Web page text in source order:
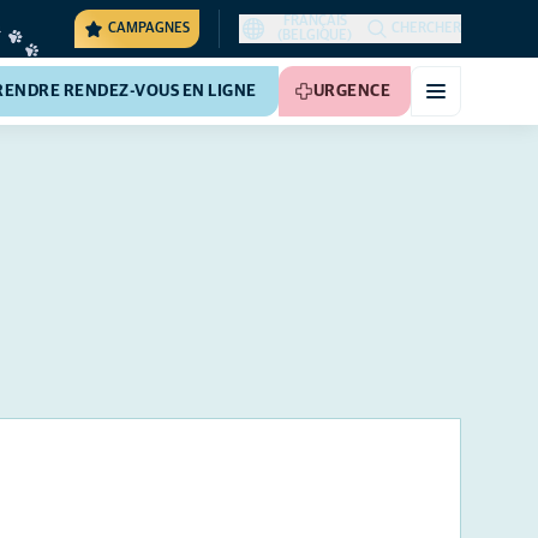
CAMPAGNES
FRANÇAIS
(BELGIQUE)
CHERCHER
RENDEZ-VOUS EN LIGNE URGENCE